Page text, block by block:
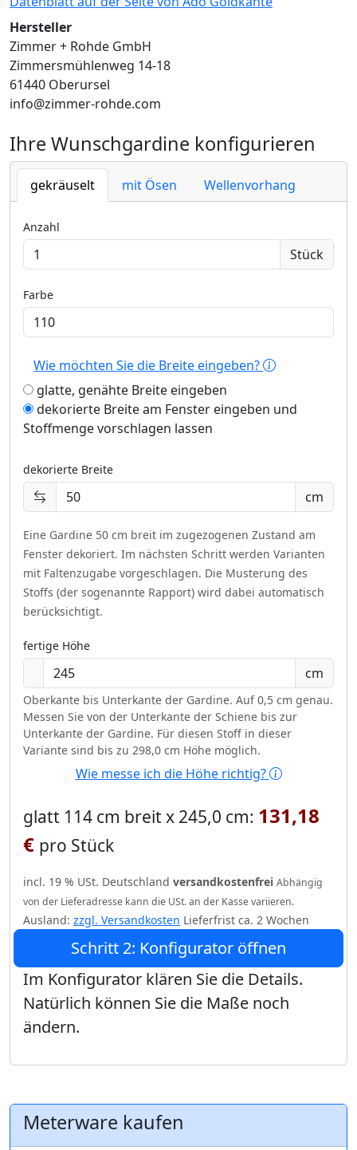
Hersteller
Zimmer + Rohde GmbH
Zimmersmühlenweg 14-18
61440 Oberursel
info@zimmer-rohde.com
Ihre Wunschgardine konfigurieren
gekräuselt mit Ösen Wellenvorhang
Anzahl
Stück
Farbe
Wie möchten Sie die Breite eingeben?
glatte, genähte Breite eingeben
dekorierte Breite am Fenster eingeben und
Stoffmenge vorschlagen lassen
dekorierte Breite
cm
Eine Gardine 50 cm breit im zugezogenen Zustand am
Fenster dekoriert. Im nächsten Schritt werden Varianten
mit Faltenzugabe vorgeschlagen. Die Musterung des
Stoffs (der sogenannte Rapport) wird dabei automatisch
berücksichtigt.
fertige Höhe
cm
Oberkante bis Unterkante der Gardine. Auf 0,5 cm genau.
Messen Sie von der Unterkante der Schiene bis zur
Unterkante der Gardine. Für diesen Stoff in dieser
Variante sind bis zu 298,0 cm Höhe möglich.
Wie messe ich die Höhe richtig?
glatt 114 cm breit x 245,0 cm: 131,18
€ pro Stück
incl. 19 % USt. Deutschland versandkostenfrei Abhängig
von der Lieferadresse kann die USt. an der Kasse variieren.
Ausland: zzgl. Versandkosten Lieferfrist ca. 2 Wochen
Schritt 2: Konfigurator öffnen
Im Konfigurator klären Sie die Details.
Natürlich können Sie die Maße noch
ändern.
Meterware kaufen